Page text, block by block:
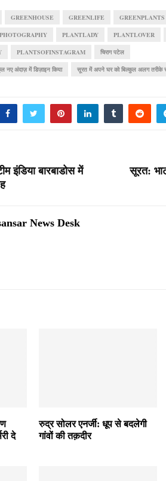
GREENHOUSE GREENLIFE GREENPLANTS
PLANTLADY PLANTLOVER
PLANTSOFINSTAGRAM चिराग पटेल
नए अंदाज़ में डिज़ाइन किया सूरत में अपने घर को बिल्कुल अलग तरीके
इंडिया बारबाडोस में
सूरत:
News Desk
दे
रुद्र सोलर एनर्जी: धूप से बदलेगी
गांवों की तक़दीर